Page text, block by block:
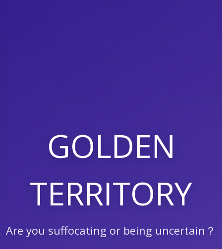
GOLDEN
TERRITORY
Are you suffocating or being uncertain？